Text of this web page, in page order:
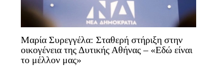
Μαρία Συρεγγέλα: Σταθερή στήριξη στην
οικογένεια της Δυτικής Αθήνας – «Εδώ είναι
το μέλλον μας»